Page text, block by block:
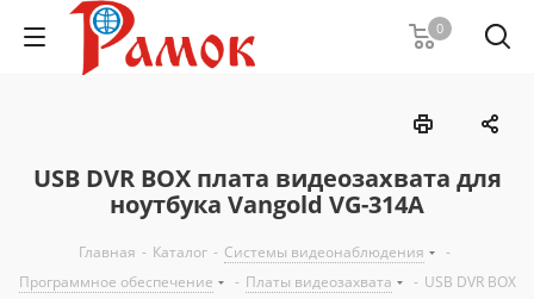
0
USB DVR BOX плата видеозахвата для
ноутбука Vangold VG-314A
Главная - Каталог - Системы видеонаблюдения
-
Программное обеспечение
- Платы видеозахвата - USB DVR BOX